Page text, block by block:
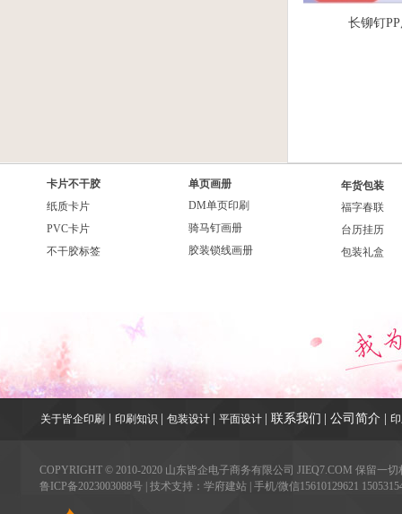
长铆钉
卡片不干胶
纸质卡片
PVC卡片
不干胶标签
单页画册
DM单页印刷
骑马钉画册
胶装锁线画册
年货包装
福字春联
台历挂历
包装礼盒
关于皆企印刷 印刷知识 包装设计 平面设计 联系我们 公司简介
COPYRIGHT © 2010-2020 山东皆企电子商务有限公司 JIEQ7.COM 保留一切
鲁ICP备2023003088号 | 技术支持：学府建站 | 手机/微信15610129621